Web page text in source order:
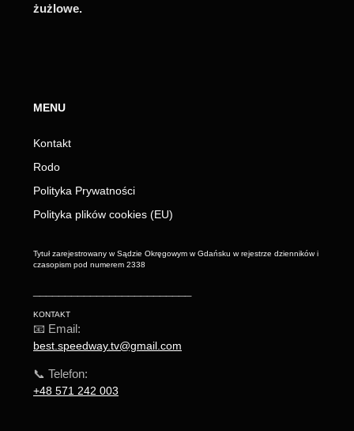
żużlowe.
MENU
Kontakt
Rodo
Polityka Prywatności
Polityka plików cookies (EU)
Tytuł zarejestrowany w Sądzie Okręgowym w Gdańsku w rejestrze dzienników i
czasopism pod numerem 2338
KONTAKT
📧 Email:
best.speedway.tv@gmail.com
📞 Telefon:
+48 571 242 003